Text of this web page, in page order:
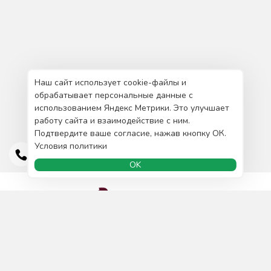
Наш сайт использует cookie-файлы и
обрабатывает персональные данные с
использованием Яндекс Метрики. Это улучшает
работу сайта и взаимодействие с ним.
Подтвердите ваше согласие, нажав кнопку ОК.
Условия политики
OK